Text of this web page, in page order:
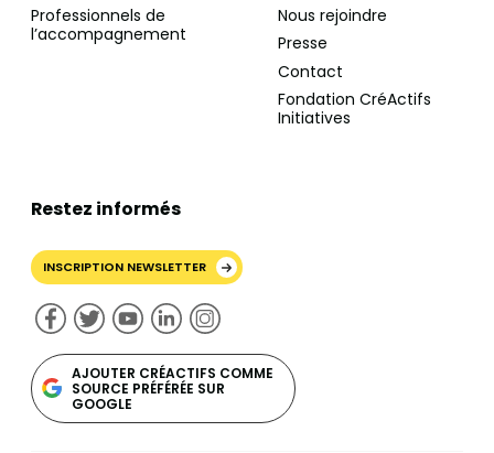
Professionnels de
l’accompagnement
Nous rejoindre
Presse
Contact
Fondation CréActifs
Initiatives
Restez informés
INSCRIPTION NEWSLETTER
AJOUTER CRÉACTIFS COMME
SOURCE PRÉFÉRÉE SUR
GOOGLE